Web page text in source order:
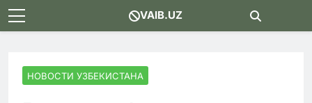
Skip
to
VAIB.UZ
НОВОСТИ УЗБЕКИСТАНА